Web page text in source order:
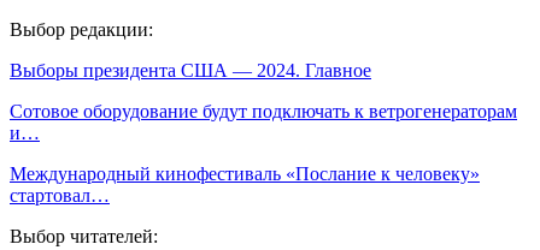
Выбор редакции:
Выборы президента США — 2024. Главное
Сотовое оборудование будут подключать к ветрогенераторам
и…
Международный кинофестиваль «Послание к человеку»
стартовал…
Выбор читателей: